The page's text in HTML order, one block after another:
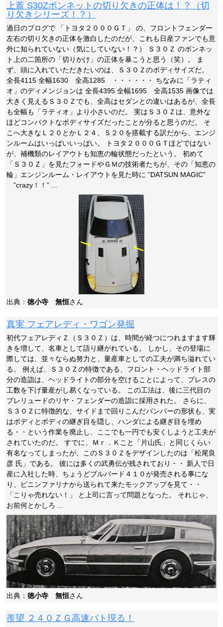
上蓋 S30Zボンネットの切り欠きの正体は！？（切
り欠きシリーズ！？）
過日のブログで 「トヨタ２０００ＧＴ」 の、フロントフェンダー
左右の切り欠きの正体を激白したのだが、これも日産ファンでも意
外に知られていない（気にしていない！？） Ｓ３０Ｚ のボンネッ
ト上の二箇所の「切りかけ」の正体を暴こうと思う（笑）。 ま
ず、頭に入れていただきたいのは、Ｓ３０Ｚのボディサイズだ。
全長4115 全幅1630 全高1285 ・・・・・・ ちなみに「ラティ
オ」のディメンジョンは 全長4395 全幅1695 全高1535 画像では
大きく見えるＳ３０Ｚでも、全高はセダンとの違いはあるが、全長
も全幅も「ラティオ」より小さいのだ。 実はＳ３０Ｚは、意外な
ほどコンパクトなボディサイズだったことが分ると思うのだ。 そ
こへ大きなＬ２０とかＬ２４、Ｓ２０を搭載する訳だから、エンジ
ンルームはいっぱいいっぱい。 トヨタ２０００ＧＴほどではない
が、補機類のレイアウトも知恵の輪状態だったという。 初めて
「Ｓ３０Ｚ」を見たフォードやＧＭの技術者たちが、その「知恵の
輪」エンジンルーム・レイアウトを見た時に ”DATSUN MAGIC”
”crazy！！” ...
出典： 徳小寺 無恒さん
真実 フェアレディ・ワゴン発掘
初代フェアレディＺ（Ｓ３０Ｚ）は、時間が経つにつれますます輝
きを増して、名車として語り継がれている。 しかし、その登場に
際しては、並々ならぬ努力と、量産車としての工夫が満ち溢れてい
る。 例えば、Ｓ３０Ｚの特徴である、フロント・ヘッドライト部
分の造詣は、ヘッドライトの部分を空けることによって、プレスの
工数を下げ量産がし易くなっている。 この工法は、後に三代目の
プレリュードのリヤ・フェンダーの造詣に採用された。 さらに、
Ｓ３０Ｚに特徴的な、サイドまで回りこんだバンパーの形状も、実
はボディとボディの継ぎ目を隠し、ハンダによる継ぎ目を埋め
る・・という作業を廃止し、ここでも一円でも安くしようと工夫が
されていたのだ。 すでに、Ｍｒ．Ｋこと「片山氏」と同じくらい
有名なってしまったが、このＳ３０Ｚをデザインしたのは「松尾良
彦 氏」である。 彼には多くの武勇伝が残されており・・ 新人で日
産に入社した時、ちょうどブルバード４１０が発売される事にな
り、ピニンファリナから送られて来たモックアップを見て・・
「こりゃ売れない！」 と上司に言って問題となった。 それじゃ、
お前何とかしろ ...
出典： 徳小寺 無恒さん
羨望 ２４０ＺＧ高速パト現る！